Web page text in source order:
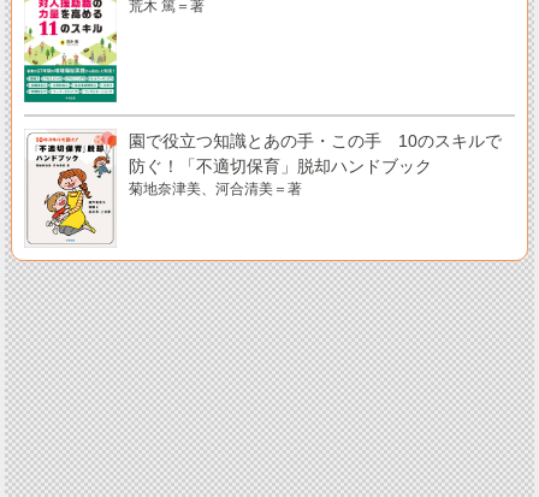
荒木 篤＝著
園で役立つ知識とあの手・この手 10のスキルで
防ぐ！「不適切保育」脱却ハンドブック
菊地奈津美、河合清美＝著